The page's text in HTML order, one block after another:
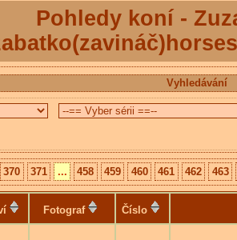
Pohledy koní -
Vyhledávání
370 371 ... 458 459 460 461 462 463
Fotograf Číslo